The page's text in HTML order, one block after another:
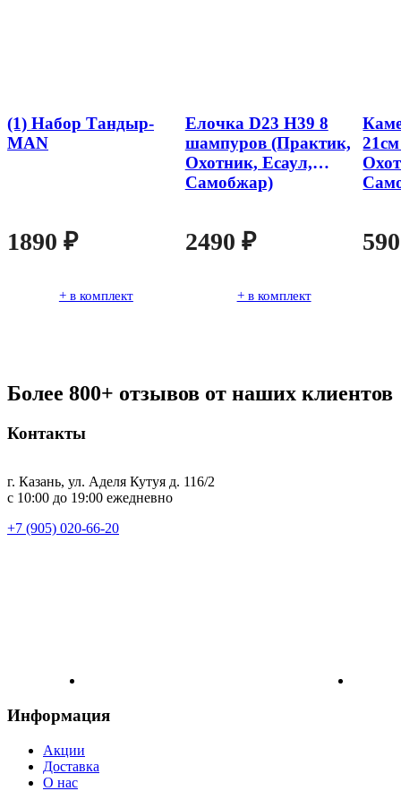
(1) Набор Тандыр-
MAN
1890 ₽
+ в комплект
Елочка D23 Н39 8
шампуров (Практик,
Охотник, Есаул,
Самобжар)
2490 ₽
+ в комплект
Более 800+ отзывов от наших клиентов
Контакты
г. Казань, ул. Аделя Кутуя д. 116/2
с 10:00 до 19:00 ежедневно
+7 (905) 020-66-20
Информация
Акции
Доставка
О нас